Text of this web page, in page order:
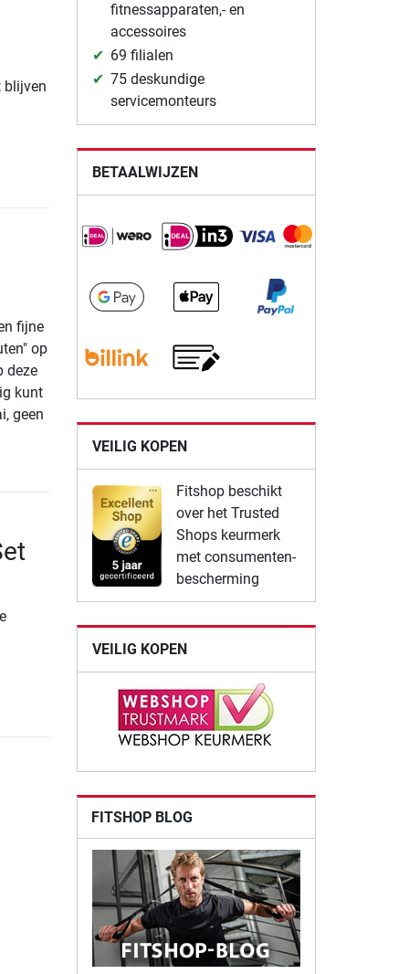
blijven
fijne
op
deze
kunt
geen
fitnessapparaten,- en
accessoires
69 filialen
75 deskundige
servicemonteurs
BETAALWIJZEN
VEILIG KOPEN
Fitshop beschikt
over het Trusted
Shops keurmerk
met consumenten-
bescherming
VEILIG KOPEN
FITSHOP BLOG